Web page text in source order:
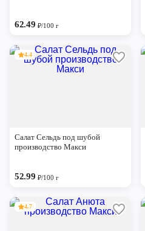
62.49₽/100 г
4.4
Салат Сельдь под шубой
производство Макси
52.99₽/100 г
4.7